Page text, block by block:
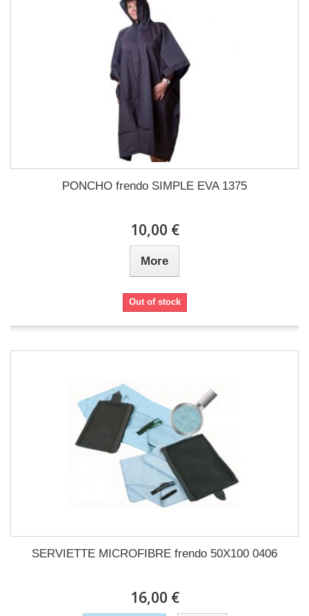
PONCHO frendo SIMPLE EVA 1375
10,00 €
More
Out of stock
SERVIETTE MICROFIBRE frendo 50X100 0406
16,00 €